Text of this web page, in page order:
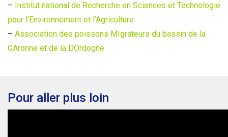
– Institut national de Recherche en Sciences et Technologie
pour l’Environnement et l’Agriculture
– Association des poissons MIgrateurs du bassin de la
GAronne et de la DOrdogne
Pour aller plus loin